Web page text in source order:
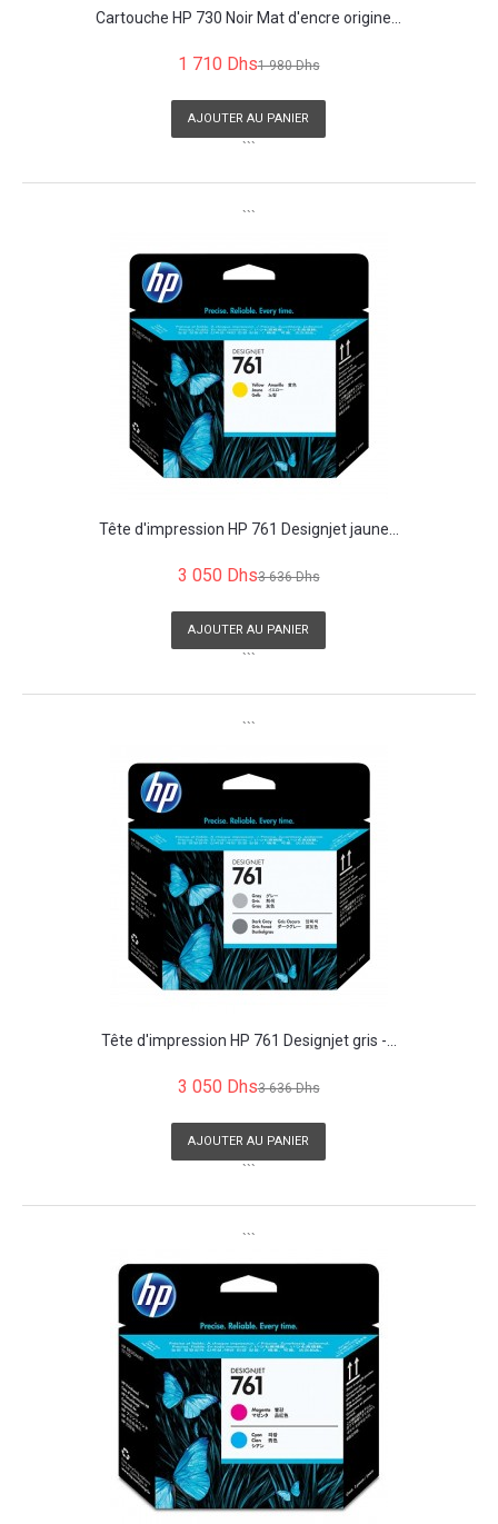
Cartouche HP 730 Noir Mat d'encre origine...
1 710 Dhs1 980 Dhs
AJOUTER AU PANIER
```
```
Tête d'impression HP 761 Designjet jaune...
3 050 Dhs3 636 Dhs
AJOUTER AU PANIER
```
```
Tête d'impression HP 761 Designjet gris -...
3 050 Dhs3 636 Dhs
AJOUTER AU PANIER
```
```